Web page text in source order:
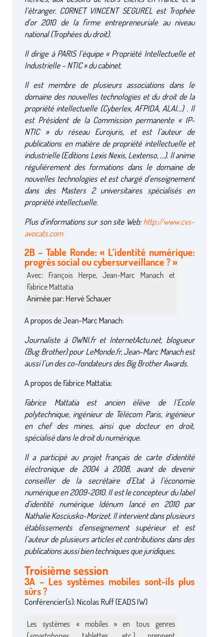
l’étranger. CORNET VINCENT SEGUREL est Trophée
d’or 2010 de la firme entrepreneuriale au niveau
national (Trophées du droit).
Il dirige à PARIS l’équipe « Propriété Intellectuelle et
Industrielle – NTIC » du cabinet.
Il est membre de plusieurs associations dans le
domaine des nouvelles technologies et du droit de la
propriété intellectuelle (Cyberlex, AFPIDA, ALAI…) . Il
est Président de la Commission permanente « IP-
NTIC » du réseau Eurojuris, et est l’auteur de
publications en matière de propriété intellectuelle et
industrielle (Editions Lexis Nexis, Lextenso, …). Il anime
régulièrement des formations dans le domaine de
nouvelles technologies et est chargé d’enseignement
dans des Masters 2 universitaires spécialisés en
propriété intellectuelle.
Plus d’informations sur son site Web:http://www.cvs-
avocats.com
2B – Table Ronde: « L’identité numérique:
progrès social ou cybersurveillance ? »
Avec: François Herpe, Jean-Marc Manach et
Fabrice Mattatia
Animée par: Hervé Schauer
A propos de Jean-Marc Manach:
Journaliste à OWNI.fr et InternetActu.net, blogueur
(Bug Brother) pour LeMonde.fr, Jean-Marc Manach est
aussi l’un des co-fondateurs des Big Brother Awards.
A propos de Fabrice Mattatia:
Fabrice Mattatia est ancien élève de l’Ecole
polytechnique, ingénieur de Télécom Paris, ingénieur
en chef des mines, ainsi que docteur en droit,
spécialisé dans le droit du numérique.
Il a participé au projet français de carte d’identité
électronique de 2004 à 2008, avant de devenir
conseiller de la secrétaire d’Etat à l’économie
numérique en 2009-2010. Il est le concepteur du label
d’identité numérique Idénum lancé en 2010 par
Nathalie Kosciusko-Morizet. Il intervient dans plusieurs
établissements d’enseignement supérieur et est
l’auteur de plusieurs articles et contributions dans des
publications aussi bien techniques que juridiques.
Troisième session
3A – Les systèmes mobiles sont-ils plus
sûrs ?
Conférencier(s): Nicolas Ruff (EADS IW)
Les systèmes « mobiles » en tous genres